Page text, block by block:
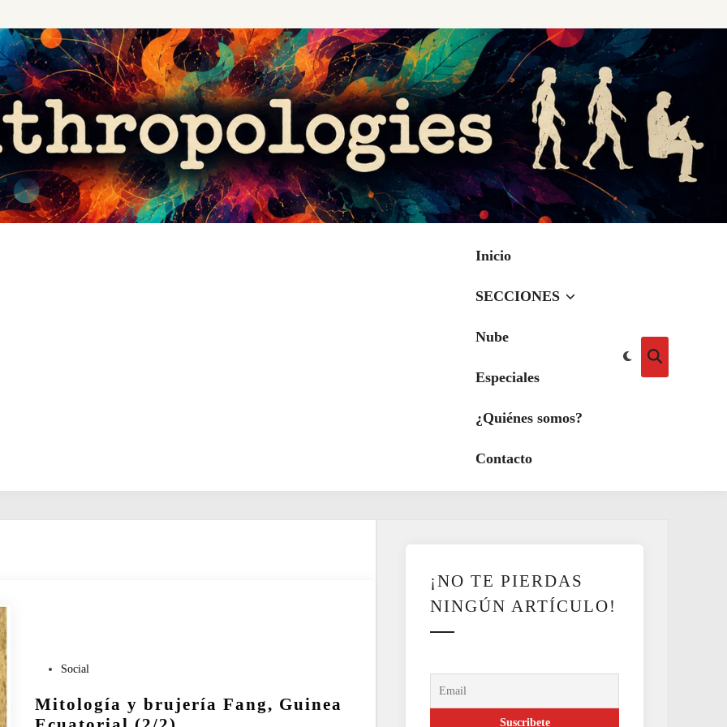
Inicio
SECCIONES
Nube
Especiales
¿Quiénes somos?
Contacto
Cambiar
Abrir
búsqueda
b
l
Social
Mitología y brujería Fang, Guinea
¡NO TE PIERDAS
NINGÚN ARTÍCULO!